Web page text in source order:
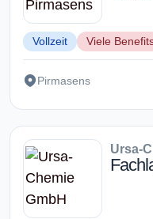
Vollzeit Viele
Pirmasens
Ursa-